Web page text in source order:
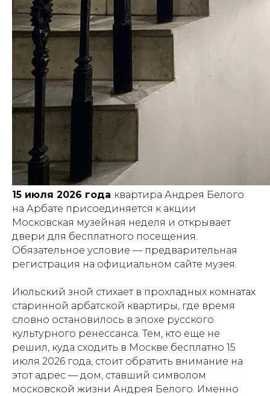
15 июля 2026 года квартира Андрея Белого
на Арбате присоединяется к акции
Московская музейная неделя и открывает
двери для бесплатного посещения.
Обязательное условие — предварительная
регистрация на официальном сайте музея.
Июльский зной стихает в прохладных комнатах
старинной арбатской квартиры, где время
словно остановилось в эпохе русского
культурного ренессанса. Тем, кто еще не
решил, куда сходить в Москве бесплатно 15
июля 2026 года, стоит обратить внимание на
этот адрес — дом, ставший символом
московской жизни Андрея Белого. Именно